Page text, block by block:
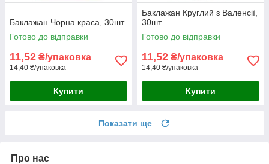
Баклажан Чорна краса, 30шт.
Готово до відправки
11,52 ₴/упаковка
14,40 ₴/упаковка
Купити
Баклажан Круглий з Валенсії,
30шт.
Готово до відправки
11,52 ₴/упаковка
14,40 ₴/упаковка
Купити
Показати ще
Про нас